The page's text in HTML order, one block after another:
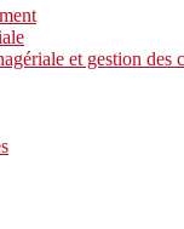
et gestion des